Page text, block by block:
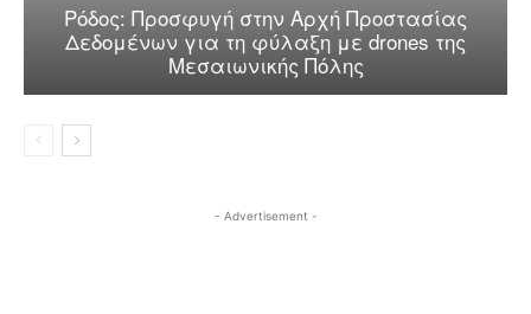
Ρόδος: Προσφυγή στην Αρχή Προστασίας
Δεδομένων για τη φύλαξη με drones της
Μεσαιωνικής Πόλης
- Advertisement -